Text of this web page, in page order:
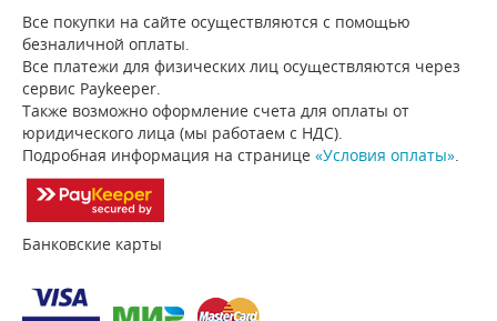
Все покупки на сайте осуществляются с помощью
безналичной оплаты.
Все платежи для физических лиц осуществляются через
сервис Paykeeper.
Также возможно оформление счета для оплаты от
юридического лица (мы работаем с НДС).
Подробная информация на странице «Условия оплаты»
Банковские карты